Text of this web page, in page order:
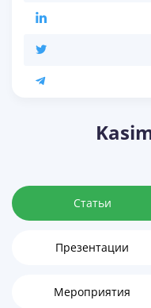
Статьи
Презентации
Мероприятия